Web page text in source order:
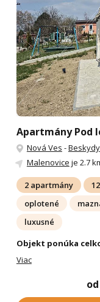
Apartmány Pod
Nová Ves -Beskydy
Malenovice je 2.7
2 apartmány
oplotené
luxusné
Objekt ponúka
Viac